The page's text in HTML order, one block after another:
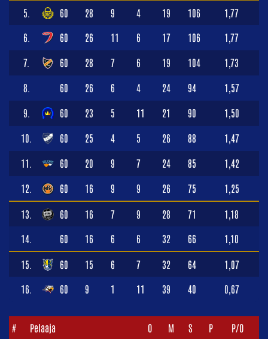
5. 60 28 9 4 19 106 1,77
6. 60 26 11 6 17 106 1,77
7. 60 28 7 6 19 104 1,73
8. 60 26 6 4 24 94 1,57
9. 60 23 5 11 21 90 1,50
10. 60 25 4 5 26 88 1,47
11. 60 20 9 7 24 85 1,42
12. 60 16 9 9 26 75 1,25
13. 60 16 7 9 28 71 1,18
14. 60 16 6 6 32 66 1,10
15. 60 15 6 7 32 64 1,07
16. 60 9 1 11 39 40 0,67
# Pelaaja O M S P P/O